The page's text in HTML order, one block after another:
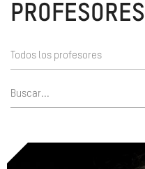
PROFESORES
Todos los profesores